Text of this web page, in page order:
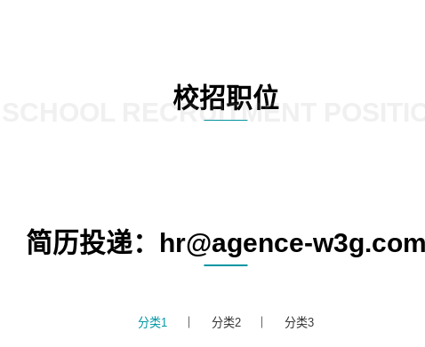
校招职位
SCHOOL RECRUITMENT
简历投递：hr@agence-
分类1 分类2 分类3